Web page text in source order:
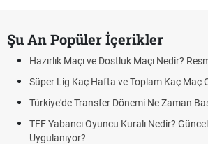
Şu An Popüler İçerikler
Hazırlık Maçı ve Dostluk Maçı Nedir?
Süper Lig Kaç Hafta ve Toplam Kaç Maç
Türkiye'de Transfer Dönemi Ne Zaman
TFF Yabancı Oyuncu Kuralı Nedir?
Uygulanıyor?